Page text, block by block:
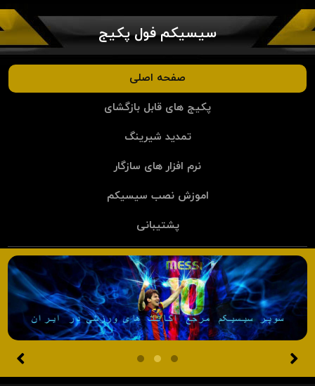
سیسیکم فول پکیج
صفحه اصلی
پکیج های قابل بازگشای
تمدید شیرینگ
نرم افزار های سازگار
اموزش نصب سیسیکم
پشتیبانی